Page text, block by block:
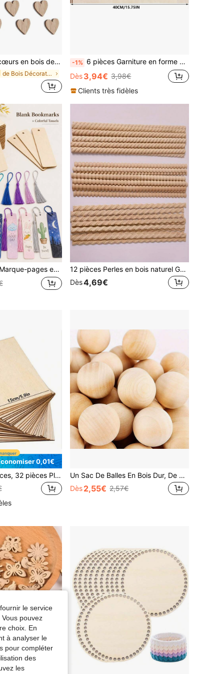
décoration de mariage, confettis de décoration pour anniversaire, DIY, artisanat, table, Noël
de Bois Décorations
-1% 6 pièces Garniture en forme d'éventail en bois - Moulure décorative élégante, convient pour les murs, les armoires, les étagères et les portes - Décoration maison DIY, design d'arête en forme d'éventail à la mode, garniture de porte | Surface en bois lisse | Texture douce, doublure et décorations d'étagère
Dès3,94€ 3,98€
Clients très fidèles
au laser, étiquettes carrées en bois (35 pièces marque-pages + 35 pièces franges) Couleurs de franges aléatoires Saison de la rentrée scolaire
12 pièces Perles en bois naturel Garniture décorative - Bordure en demi-cercle, convient pour les projets de décoration maison DIY, armoire, meuble et panneau, matériau d'artisanat en bois non fini, bandes de bois d'armoire, décoration d'armoire, charme rustique, texture lisse, garniture de bois, passionnés d'artisanat, décoration de style ferme, sensation fait main, garniture de bois, passionnés d'artisanat
Dès4,69€
0,01€
14 pièces, 24 pièces, 32 pièces Planches d'artisanat en contreplaqué - Taille 5,91" X 3,94", Épaisseur 2 mm, Compatible avec la découpe laser, la gravure et la sculpture sur bois - Contreplaqué polyvalent
Un Sac De Balles En Bois Dur, De Nombreux Sacs De Balles En Bois Rondes Non Finies, Utilisant Du Bois Naturel, Petites Billes De La Taille D'une Bille, Utilisées Pour L'artisanat Et Les Projets De Bricolage, Et Une Variété De Règles Sont Disponibles.
Dès2,55€ 2,57€
le service
pouvez
choix. En
à analyser le
pour compléter
des
les